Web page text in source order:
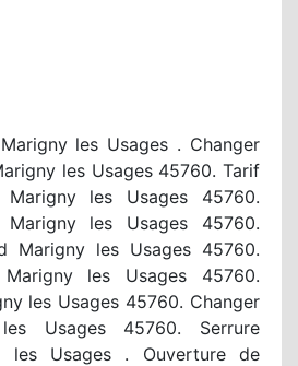
les Usages . Changer
les Usages 45760. Tarif
Marigny les Usages 45760.
les Usages 45760.
Marigny les Usages 45760.
les Usages 45760.
les Usages 45760. Changer
Usages 45760. Serrure
les Usages . Ouverture de